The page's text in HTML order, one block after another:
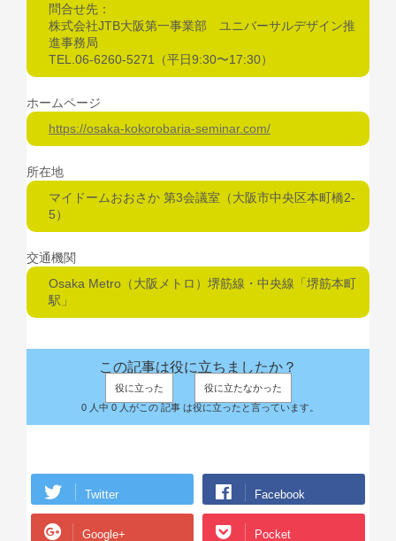
問合せ先：
株式会社JTB大阪第一事業部 ユニバーサルデザイン推
進事務局
TEL.06-6260-5271（平日9:30〜17:30）
ホームページ
https://osaka-kokorobaria-seminar.com/
所在地
マイドームおおさか 第3会議室（大阪市中央区本町橋2-
5）
交通機関
Osaka Metro（大阪メトロ）堺筋線・中央線「堺筋本町
駅」
この記事は役に立ちましたか？
役に立った
役に立たなかった
0 人中 0 人がこの 記事 は役に立ったと言っています。
Twitter Facebook
Google+ Pocket